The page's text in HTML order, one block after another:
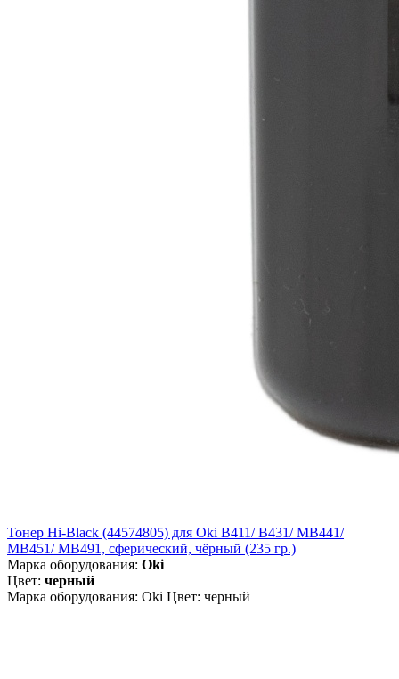
Тонер Hi-Black (44574805) для Oki B411/ B431/ MB441/
MB451/ MB491, сферический, чёрный (235 гр.)
Марка оборудования: Oki
Цвет: черный
Марка оборудования: Oki Цвет: черный